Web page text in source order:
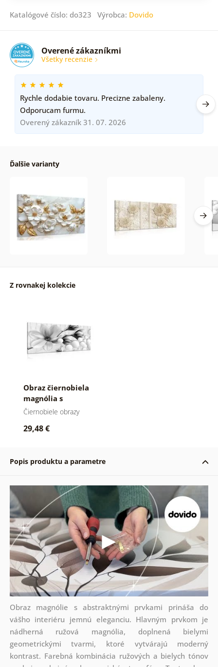
Katalógové číslo: do323 Výrobca: Dovido
Overené zákazníkmi
Všetky recenzie
Rychle dodabie tovaru. Precizne zabaleny.
Odporucam furmu.
Overený zákazník 31. 07. 2026
Ďalšie varianty
Z rovnakej kolekcie
Obraz čiernobiela
magnólia s
abstraktnými
Čiernobiele obrazy
29,48 €
Popis produktu a parametre
Obraz magnólie s abstraktnými prvkami prináša do
vášho interiéru jemnú eleganciu. Hlavným prvkom je
nádherná ružová magnólia, doplnená bielymi
geometrickými tvarmi, ktoré vytvárajú moderný
kontrast. Farebná kombinácia ružových a bielych tónov